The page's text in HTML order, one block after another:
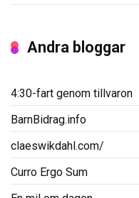
Andra bloggar
4:30-fart genom tillvaron
BarnBidrag.info
claeswikdahl.com/
Curro Ergo Sum